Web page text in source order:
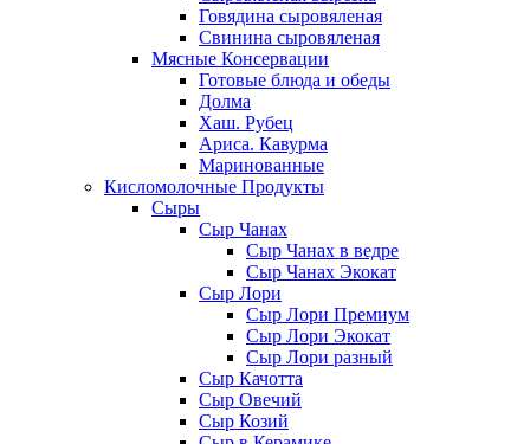
Говядина сыровяленая
Свинина сыровяленая
Мясные Консервации
Готовые блюда и обеды
Долма
Хаш. Рубец
Ариса. Кавурма
Маринованные
Кисломолочные Продукты
Сыры
Сыр Чанах
Сыр Чанах в ведре
Сыр Чанах Экокат
Сыр Лори
Сыр Лори Премиум
Сыр Лори Экокат
Сыр Лори разный
Сыр Качотта
Сыр Овечий
Сыр Козий